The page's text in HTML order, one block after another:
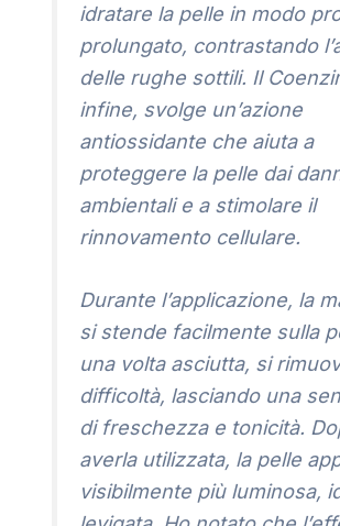
idratare la pelle in modo
prolungato, contrastando
delle rughe sottili. Il
infine, svolge un’azione
antiossidante che aiuta a
proteggere la pelle dai
ambientali e a stimolare il
rinnovamento cellulare.
Durante l’applicazione, la
si stende facilmente sulla
una volta asciutta, si
difficoltà, lasciando una
di freschezza e tonicità.
averla utilizzata, la pelle
visibilmente più luminosa,